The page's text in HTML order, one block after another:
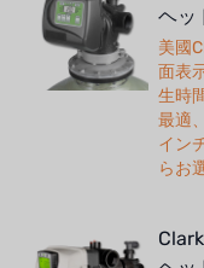
ヘッ
美國
面表
生時
最適
イン
らお